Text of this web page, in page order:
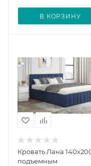
В КОРЗИНУ
Кровать Лана
подъемным